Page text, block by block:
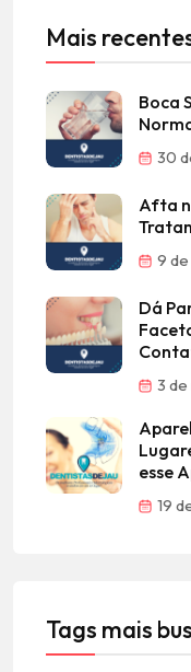
Mais
Boca
30
Afta
9
Dá
3
esse
19
Tags mais